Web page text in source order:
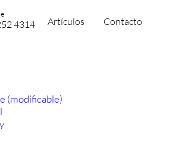
4314 Artículos Contacto
(modificable)